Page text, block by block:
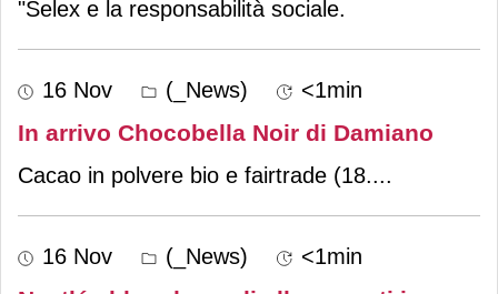
"Selex e la responsabilità sociale.
16 Nov (_News) <1min
In arrivo Chocobella Noir di Damiano
Cacao in polvere bio e fairtrade (18....
16 Nov (_News) <1min